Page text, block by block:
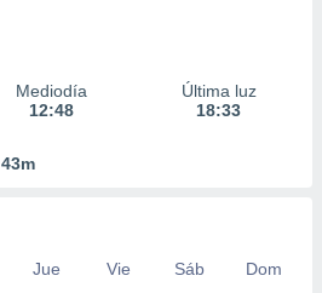
Mediodía
12:48
Última luz
18:33
43m
Jue Vie Sáb
Dom